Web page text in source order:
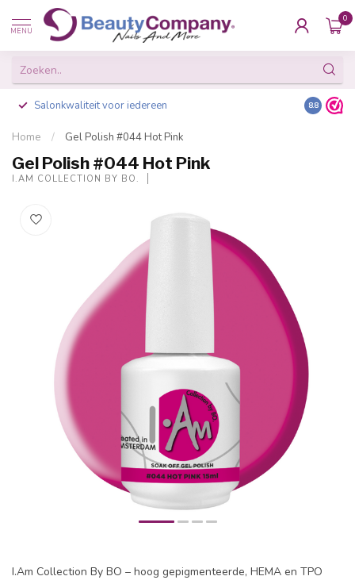
MENU
0
Salonkwaliteit voor iedereen Gratis
8.8
Home / Gel Polish #044 Hot Pink
Gel Polish #044 Hot Pink
I.AM COLLECTION BY BO.
I.Am Collection By BO – hoog gepigmenteerde, HEMA en TPO